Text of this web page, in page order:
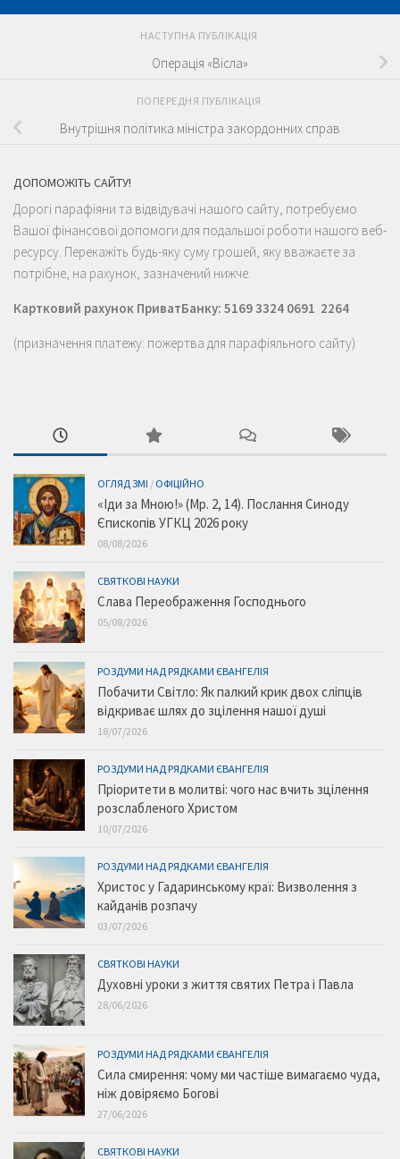
НАСТУПНА ПУБЛІКАЦІЯ
Операція «Вісла»
ПОПЕРЕДНЯ ПУБЛІКАЦІЯ
Внутрішня політика міністра закордонних справ
ДОПОМОЖІТЬ САЙТУ!
Дорогі парафіяни та відвідувачі нашого сайту, потребуємо
Вашої фінансової допомоги для подальшої роботи нашого веб-
ресурсу. Перекажіть будь-яку суму грошей, яку вважаєте за
потрібне, на рахунок, зазначений нижче.
Картковий рахунок ПриватБанку: 5169 3324 0691 2264
(призначення платежу: пожертва для парафіяльного сайту)
ОГЛЯД ЗМІ / ОФІЦІЙНО
«Іди за Мною!» (Мр. 2, 14). Послання Синоду
Єпископів УГКЦ 2026 року
08/08/2026
СВЯТКОВІ НАУКИ
Слава Переображення Господнього
05/08/2026
РОЗДУМИ НАД РЯДКАМИ ЄВАНГЕЛІЯ
Побачити Світло: Як палкий крик двох сліпців
відкриває шлях до зцілення нашої душі
18/07/2026
РОЗДУМИ НАД РЯДКАМИ ЄВАНГЕЛІЯ
Пріоритети в молитві: чого нас вчить зцілення
розслабленого Христом
10/07/2026
РОЗДУМИ НАД РЯДКАМИ ЄВАНГЕЛІЯ
Христос у Гадаринському краї: Визволення з
кайданів розпачу
03/07/2026
СВЯТКОВІ НАУКИ
Духовні уроки з життя святих Петра і Павла
28/06/2026
РОЗДУМИ НАД РЯДКАМИ ЄВАНГЕЛІЯ
Сила смирення: чому ми частіше вимагаємо чуда,
ніж довіряємо Богові
27/06/2026
СВЯТКОВІ НАУКИ